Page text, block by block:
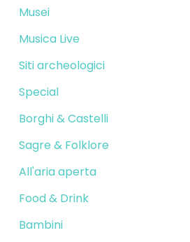
Musei
Musica Live
Siti archeologici
Special
Borghi & Castelli
Sagre & Folklore
All'aria aperta
Food & Drink
Bambini